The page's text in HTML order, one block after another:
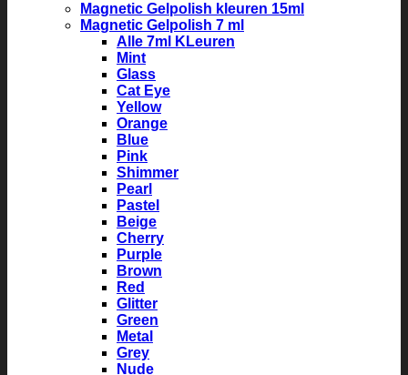
Magnetic Gelpolish kleuren 15ml
Magnetic Gelpolish 7 ml
Alle 7ml KLeuren
Mint
Glass
Cat Eye
Yellow
Orange
Blue
Pink
Shimmer
Pearl
Pastel
Beige
Cherry
Purple
Brown
Red
Glitter
Green
Metal
Grey
Nude